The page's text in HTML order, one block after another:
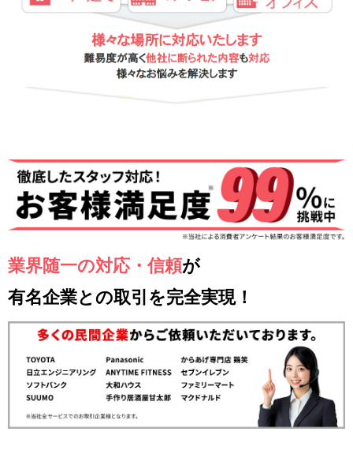
業界随一の対応・信頼が
有名企業との取引を完全実現！